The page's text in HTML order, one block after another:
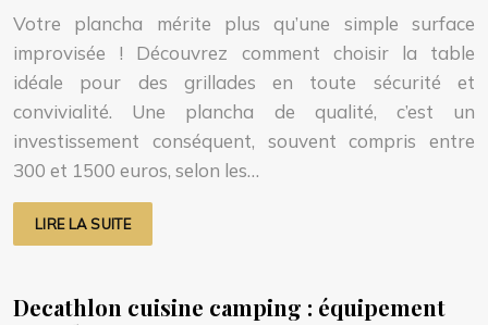
Votre plancha mérite plus qu’une simple surface
improvisée ! Découvrez comment choisir la table
idéale pour des grillades en toute sécurité et
convivialité. Une plancha de qualité, c’est un
investissement conséquent, souvent compris entre
300 et 1500 euros, selon les…
LIRE LA SUITE
Decathlon cuisine camping : équipement